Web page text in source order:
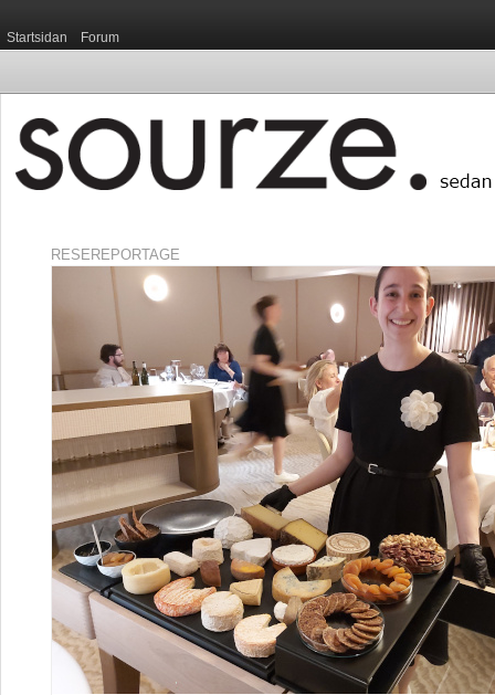
Startsidan Forum
RESEREPORTAGE